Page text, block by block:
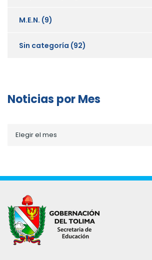
M.E.N. (9)
Sin categoría (92)
Noticias por Mes
porElegir el mes